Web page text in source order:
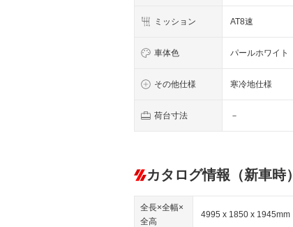
ミッション AT8速
車体色 パールホワイト
その他仕様 寒冷地仕様
荷台寸法 －
カタログ情報（新車時）
全長×全幅×
全高
4995 x 1850 x 1945mm